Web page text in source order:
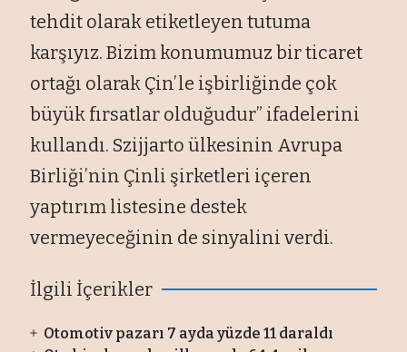
tehdit olarak etiketleyen tutuma
karşıyız. Bizim konumumuz bir ticaret
ortağı olarak Çin’le işbirliğinde çok
büyük fırsatlar olduğudur” ifadelerini
kullandı. Szijjarto ülkesinin Avrupa
Birliği’nin Çinli şirketleri içeren
yaptırım listesine destek
vermeyeceğinin de sinyalini verdi.
İlgili İçerikler
Otomotiv pazarı 7 ayda yüzde 11 daraldı